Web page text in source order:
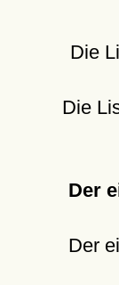
Die
Die
Der
Der